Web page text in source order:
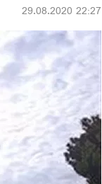
22:27 29.08.2020